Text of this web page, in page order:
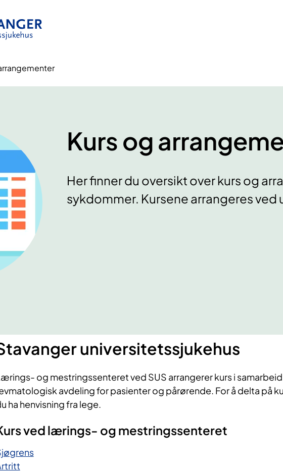
Kurs og
Her finner du oversikt over kurs og
sykdommer. Kursene arrangeres ved
universitetssjukehus
og mestringssenteret ved SUS arrangerer kurs i
avdeling for pasienter og pårørende. For å delta på
ha henvisning fra lege.
ved lærings- og mestringssenteret